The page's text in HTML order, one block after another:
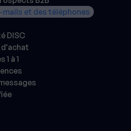
et des téléphones
DISC
à 1